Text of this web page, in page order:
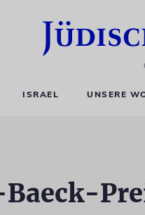
ISRAEL UNSERE